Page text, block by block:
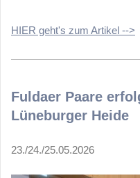
HIER geht's zum Artikel -->
Fuldaer Paare
Lüneburger Heide
23./24./25.05.2026